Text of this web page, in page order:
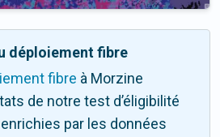
déploiement fibre
fibre à Morzine
de notre test d’éligibilité
par les données